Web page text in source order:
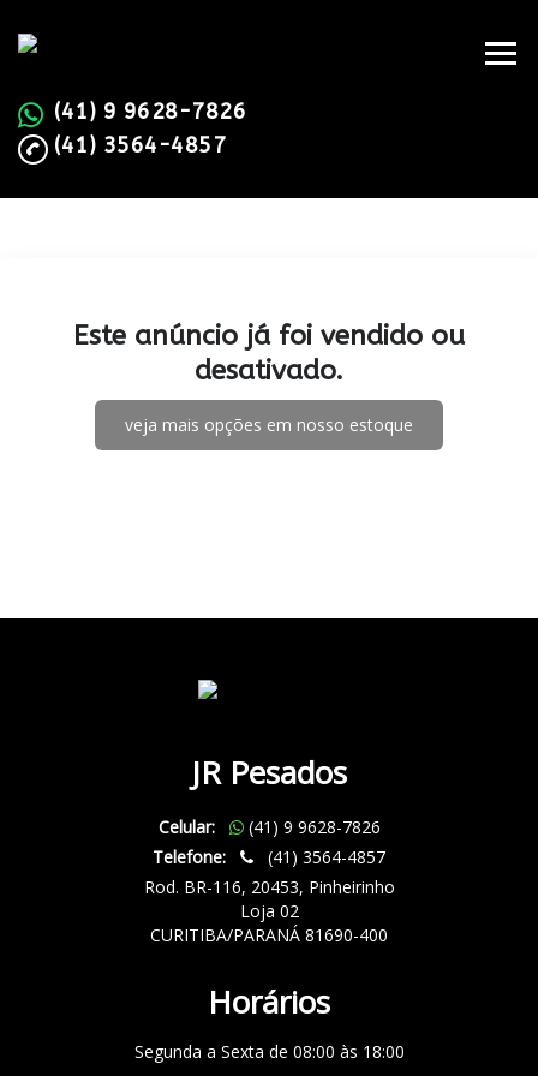
(41) 9 9628-7826
(41) 3564-4857
Este anúncio já foi vendido ou
desativado.
veja mais opções em nosso estoque
JR Pesados
Celular:
(41) 9 9628-7826
Telefone:
(41) 3564-4857
Rod. BR-116, 20453, Pinheirinho
Loja 02
CURITIBA/PARANÁ 81690-400
Horários
Segunda a Sexta de 08:00 às 18:00